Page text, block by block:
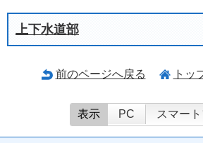
上下水道部
前のページへ戻る トッ
表示 PC スマー